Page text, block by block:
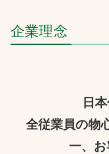
プライバシーポリシー
企業理念
日
全従業員の物
一、